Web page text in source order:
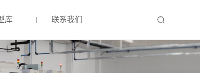
库 联系我们